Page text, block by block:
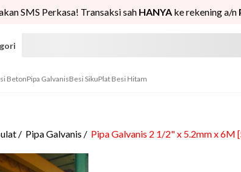
SMS Perkasa! Transaksi sah HANYA ke rekening a/n
BetonPipa GalvanisBesi SikuPlat Besi Hitam
/ Pipa Galvanis / Pipa Galvanis 2 1/2" x 5.2mm x 6M